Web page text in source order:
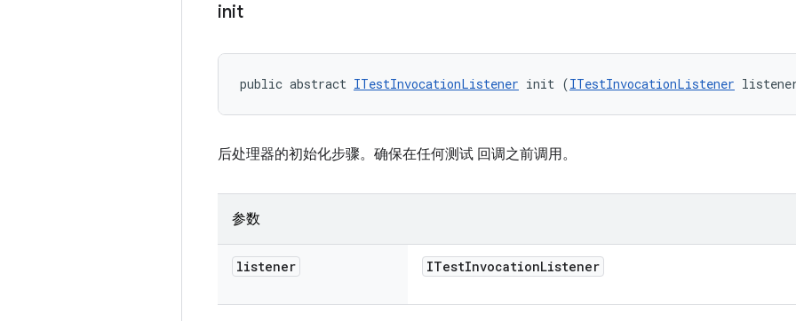
init
public abstract ITestInvocationListener init (ITestInvocationListener
后处理器的初始化步骤。确保在任何测试 回调之前调用。
参数
listener ITestInvocationListener